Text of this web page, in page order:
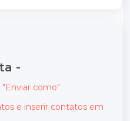
-
como"
e inserir contatos em